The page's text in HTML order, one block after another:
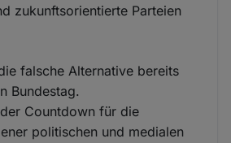
zukunftsorientierte Parteien
falsche Alternative bereits
Bundestag.
Countdown für die
politischen und medialen